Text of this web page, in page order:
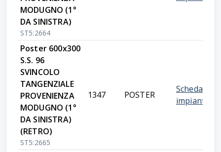
MODUGNO (1°
DA SINISTRA)
ST5:2664
Poster 600x300
S.S. 96
SVINCOLO
TANGENZIALE
PROVENIENZA
MODUGNO (1°
DA SINISTRA)
(RETRO)
ST5:2665
1347 POSTER
Scheda
impianto